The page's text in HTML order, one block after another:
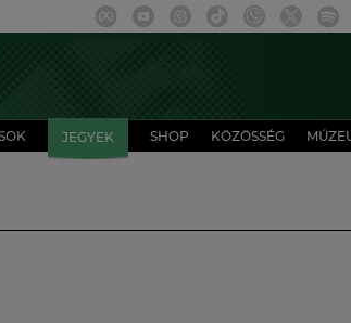
JEGYEK SHOP KÖZÖSSÉG